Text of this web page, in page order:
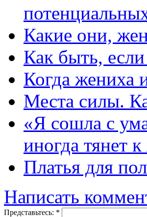
Какие они,
Как быть,
Когда жениха
Места силы.
«Я сошла с
иногда тянет
Платья для
Написать
Представьтесь: *